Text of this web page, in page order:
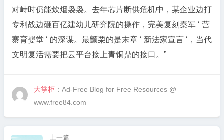
对峙时仍能炊烟袅袅。去年芯片断供危机中，某企业边打
专利战边砸百亿建幼儿研究院的操作，完美复刻秦军 ‘ 营
寨育婴堂 ‘ 的深谋。最颤栗的是末章 ‘ 新法家宣言 ‘，当代
文明复活需要把云平台接上青铜鼎的接口。”
大掌柜 ：Ad-Free Blog for Free Resources @
www.free84.com
上一篇